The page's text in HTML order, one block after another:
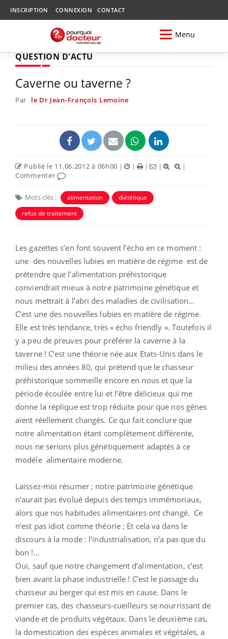
INSCRIPTION CONNEXION CONTACT
Menu
QUESTION D'ACTU
Caverne ou taverne ?
Par le Dr Jean-François Lemoine
Publié le 11.06.2012 à 06h00 | | | |
|
Commenter
Mots clés : alimentation
diététique
refus de traitement
Les gazettes s’en font souvent l’écho en ce moment :
une des nouvelles lubies en matière de régime est de
prétendre que l’alimentation préhistorique
conviendrait mieux à notre patrimoine génétique et
nous mettrait à l’abri des maladies de civilisation…
C’est une des nouvelles lubies en matière de régime.
Elle est très tendance, très « écho friendly ». Toutefois il
y a peu de preuves pour préférer la caverne à la
taverne ! C’est une théorie née aux Etats-Unis dans le
milieu des années 80, qui prétend que le chasseur
préhistorique sommeille encore en nous et que la
période écoulée entre lui et l’être délicieux qui me
donne la réplique est trop réduite pour que nos gènes
aient réellement changés. Ce qui fait conclure que
notre alimentation étant complètement différente,
nous ne serions plus génétiquement adaptés à ce
modèle alimentaire moderne.
Laissez-moi résumer ; notre patrimoine génétique
n’aurait pas évolué depuis des temps immémoriaux,
alors que nos habitudes alimentaires ont changé. Ce
n’est pas idiot comme théorie ; Et cela va dans le
discours à la mode : l’industrialisation, n’a pas que du
bon !…
Oui, sauf que notre changement d’alimentation, c’est
bien avant la phase industrielle ! C’est le passage du
chasseur au berger qui est mis en cause. Dans le
premier cas, des chasseurs-cueilleurs se nourrissant de
viande et de produits végétaux. Dans le deuxième cas,
la domestication des espèces animales et végétales, a